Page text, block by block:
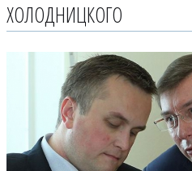
ХОЛОДНИЦКОГО